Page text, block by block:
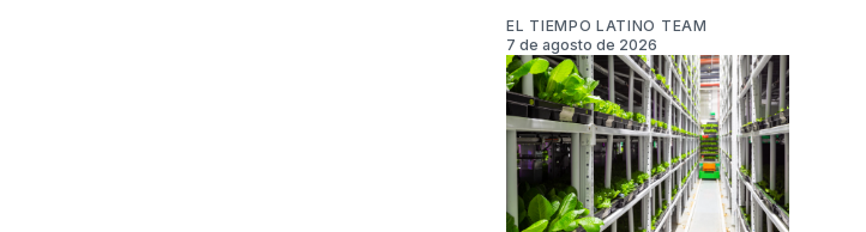
EL TIEMPO LATINO TEAM
7 de agosto de 2026